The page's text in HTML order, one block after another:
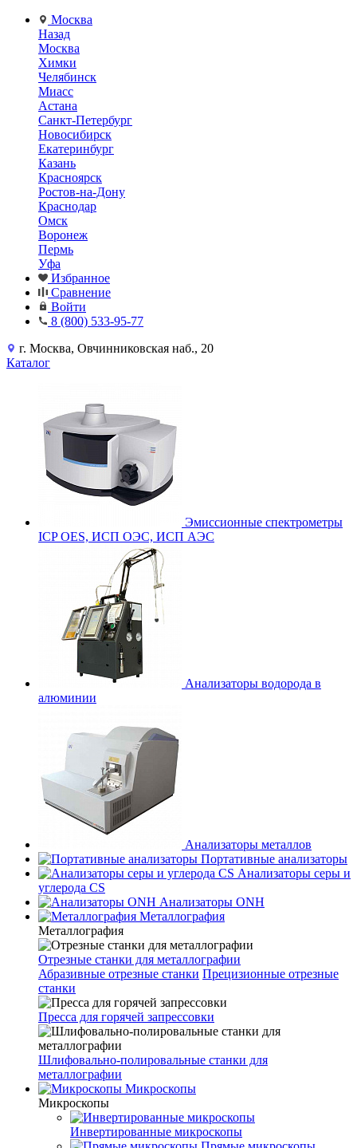
Москва
Назад
Москва
Химки
Челябинск
Миасс
Астана
Санкт-Петербург
Новосибирск
Екатеринбург
Казань
Красноярск
Ростов-на-Дону
Краснодар
Омск
Воронеж
Пермь
Уфа
Избранное
Сравнение
Войти
8 (800) 533-95-77
г. Москва, Овчинниковская наб., 20
Каталог
Эмиссионные спектрометры
ICP OES, ИСП ОЭС, ИСП АЭС
Анализаторы водорода в
алюминии
Анализаторы металлов
Портативные анализаторы
Анализаторы серы и
углерода CS
Анализаторы ONH
Металлография
Металлография
Отрезные станки для металлографии
Абразивные отрезные станки Прецизионные отрезные
станки
Пресса для горячей запрессовки
Шлифовально-полировальные станки для
металлографии
Микроскопы
Микроскопы
Инвертированные микроскопы